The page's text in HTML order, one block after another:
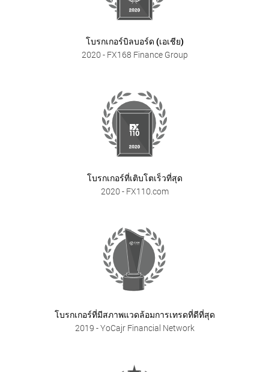
โบรกเกอร์บิลบอร์ด (เอเชีย)
2020- FX168 Finance Group
โบรกเกอร์ที่เติบโตเร็วที่สุด
2020- FX110.com
โบรกเกอร์ที่มีสภาพแวดล้อมการเทรดที่ดีที่สุด
2019 - YoCajr Financial Network